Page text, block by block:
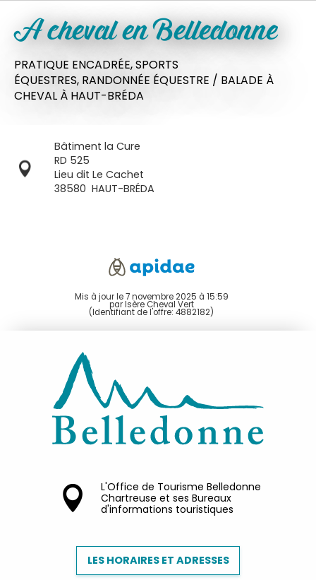
A cheval en Belledonne
PRATIQUE ENCADRÉE,SPORTS
ÉQUESTRES, RANDONNÉE ÉQUESTRE / BALADE À
CHEVAL À HAUT-BRÉDA
Bâtiment la Cure
RD 525
Lieu dit Le Cachet
38580 HAUT-BRÉDA
Mis à jour le 7 novembre 2025 à 15:59
par Isère Cheval Vert
(Identifiant de l'offre: 4882182)
L'Office de Tourisme Belledonne
Chartreuse et ses Bureaux
d'informations touristiques
LES HORAIRES ET ADRESSES